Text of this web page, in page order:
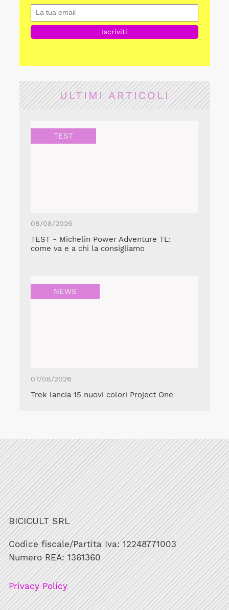
ULTIMI ARTICOLI
TEST
08/08/2026
TEST - Michelin Power Adventure TL:
come va e a chi la consigliamo
NEWS
07/08/2026
Trek lancia 15 nuovi colori Project One
BICICULT SRL
Codice fiscale/Partita Iva: 12248771003
Numero REA: 1361360
Privacy Policy